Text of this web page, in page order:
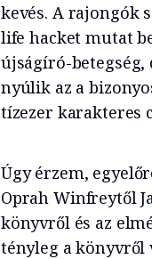
kevés. A rajongók
life hacket mutat
újságíró-betegség,
nyúlik az a
tízezer karakteres
Úgy érzem,
Oprah Winfreytől
könyvről és az
tényleg a könyvről